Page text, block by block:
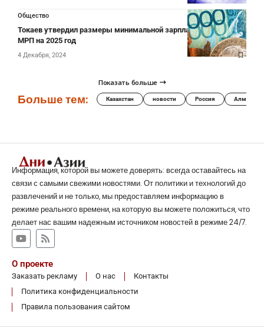
Общество
Токаев утвердил размеры минимальной зарплаты, пенсии и
МРП на 2025 год
4 Декабря, 2024
Показать больше
Больше тем: Казахстан новости Россия Алматы
Информация, которой вы можете доверять: всегда оставайтесь на
связи с самыми свежими новостями. От политики и технологий до
развлечений и не только, мы предоставляем информацию в
режиме реального времени, на которую вы можете положиться, что
делает нас вашим надежным источником новостей в режиме 24/7.
О проекте
Заказать рекламу О нас
Контакты
Политика конфиденциальности
Правила пользования сайтом